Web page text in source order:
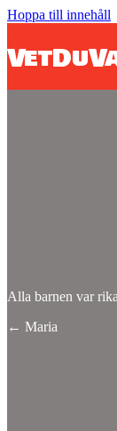
Hoppa till innehåll
Alla barnen var
Posts
← Maria